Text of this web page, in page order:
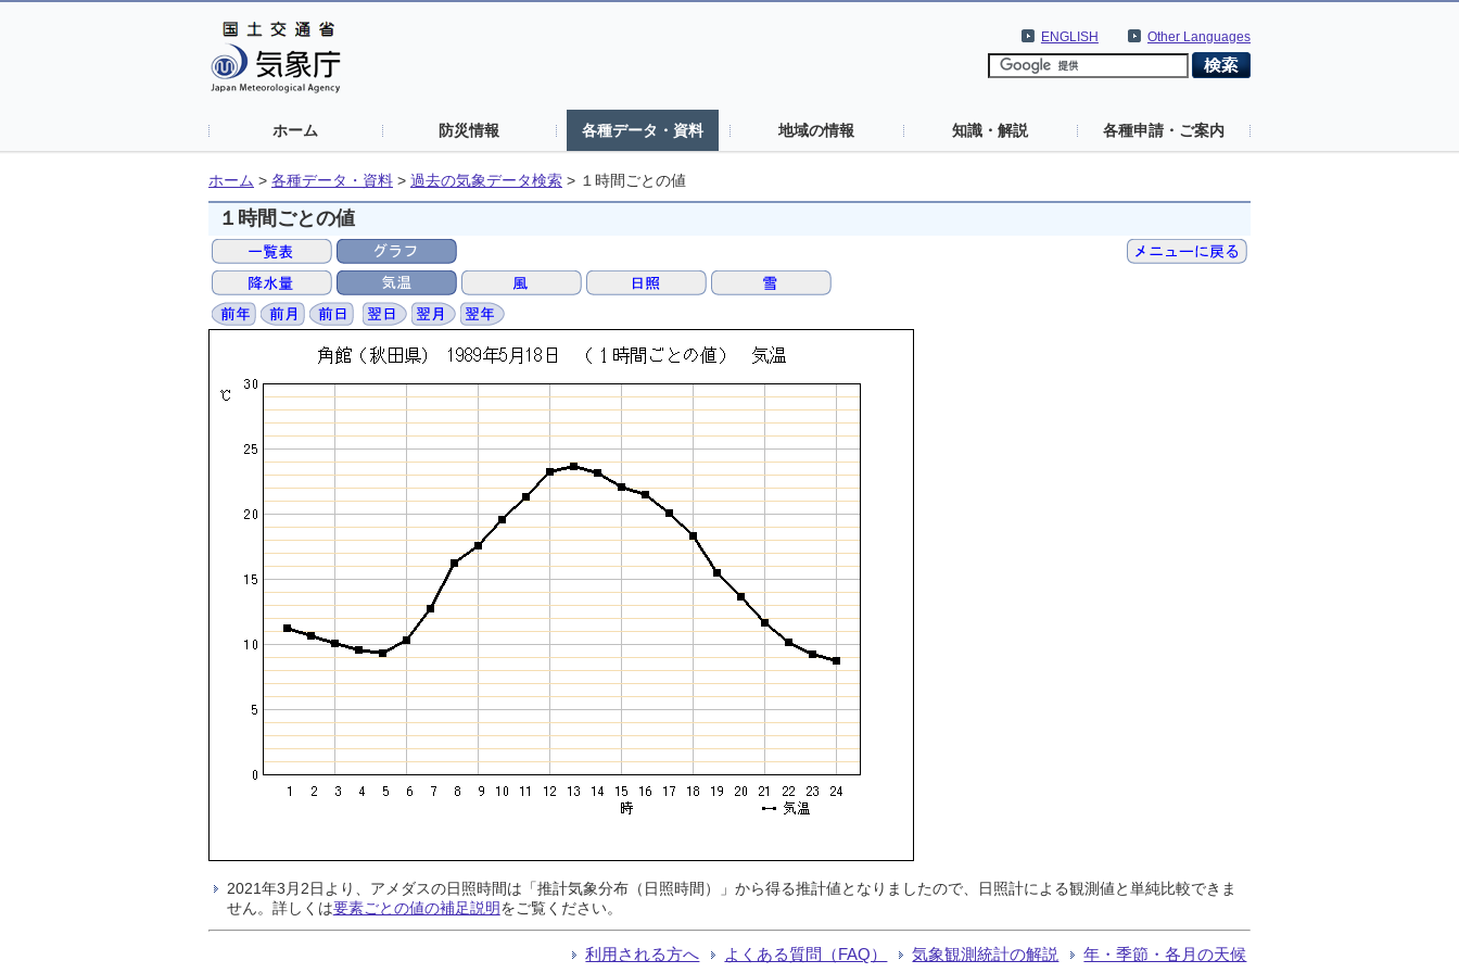
Other Languages
ENGLISH
ホーム 防災情報 各種データ・資料 地域の情報 知識・解説 各種申請・ご案内
ホーム > 各種データ・資料 > 過去の気象データ検索 > １時間ごとの値
１時間ごとの値
2021年3月2日より、アメダスの日照時間は「推計気象分布（日照時間）」から得る推計値となりましたので、日照計による観測値と単純比較できま
せん。詳しくは要素ごとの値の補足説明をご覧ください。
利用される方へ よくある質問（FAQ） 気象観測統計の解説 年・季節・各月の天候